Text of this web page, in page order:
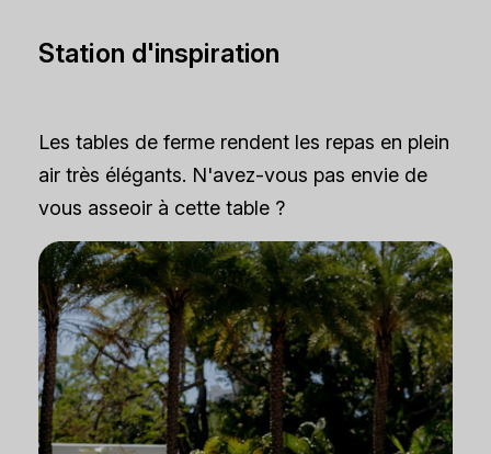
Station d'inspiration
Les tables de ferme rendent les repas en plein
air très élégants. N'avez-vous pas envie de
vous asseoir à cette table ?